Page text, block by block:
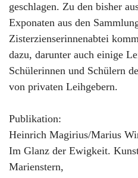
geschlagen. Zu den bisher
Exponaten aus den
Zisterzienserinnenabtei
dazu, darunter auch einige
Schülerinnen und Schülern
von privaten Leihgebern.
Publikation:
Heinrich Magirius/Marius
Im Glanz der Ewigkeit.
Marienstern,